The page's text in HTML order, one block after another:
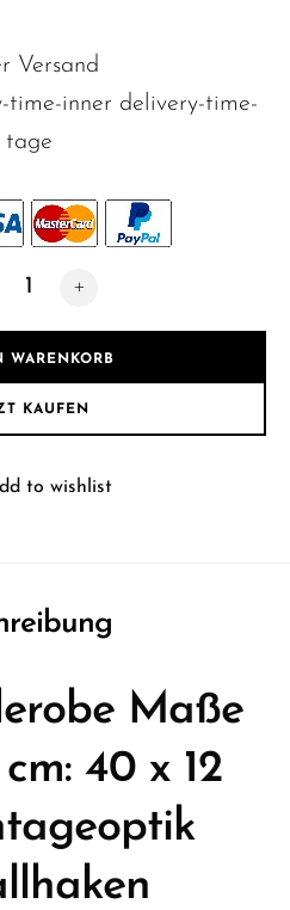
Versand
time-inner delivery-time-
tage
Maße (B/T/H) in
WARENKORB
KAUFEN
to wishlist
Maße
40 x 12